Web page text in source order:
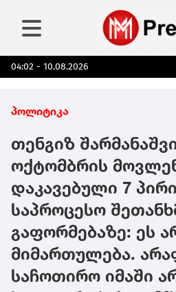
04:02 - 10.08.2026
პოლიტიკა
თენგიზ
ოქტომბრის
დაკავებული 7
საპროცესო
გაფორმებაზე: ეს
მიმართულება.
საჩოთირო იმაში